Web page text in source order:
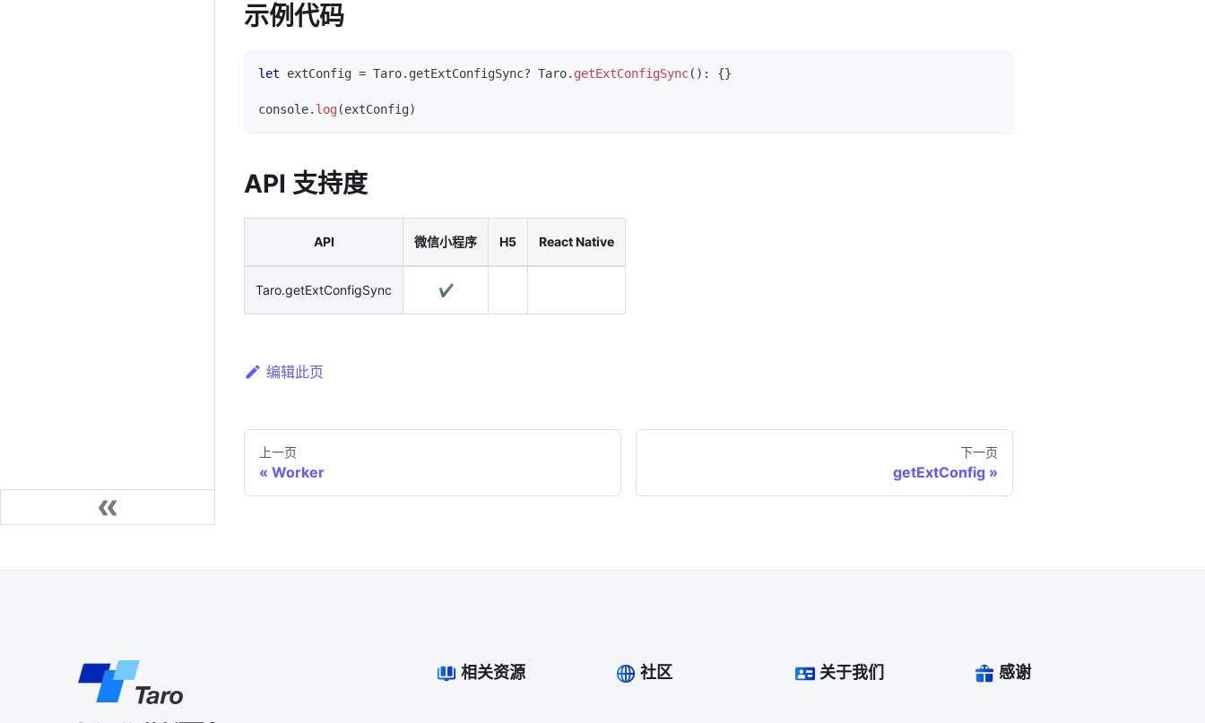
示例代码
let extConfig = Taro. getExtConfigSync? Taro. getExtConfigSync( ) : {}
console. log(extConfig)
API 支持度
API 微信小程序 H5 React Native
Taro.getExtConfigSync ✔️
编辑此页
上一页
Worker
下一页
getExtConfig
相关资源 社区 关于我们 感谢